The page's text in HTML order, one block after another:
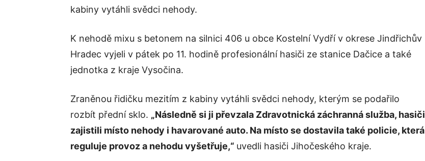
kabiny vytáhli svědci nehody.
K nehodě mixu s betonem na silnici 406 u obce Kostelní Vydří v okrese Jindřichův
Hradec vyjeli v pátek po 11. hodině profesionální hasiči ze stanice Dačice a také
jednotka z kraje Vysočina.
Zraněnou řidičku mezitím z kabiny vytáhli svědci nehody, kterým se podařilo
rozbít přední sklo. „Následně si ji převzala Zdravotnická záchranná služba, hasiči
zajistili místo nehody i havarované auto. Na místo se dostavila také policie, která
reguluje provoz a nehodu vyšetřuje,“ uvedli hasiči Jihočeského kraje.